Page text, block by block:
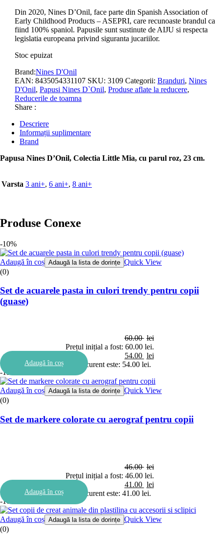
Din 2020, Nines D’Onil, face parte din Spanish Association of
Early Childhood Products – ASEPRI, care recunoaste brandul ca
fiind 100% spaniol. Papusile sunt sustinute de AIJU si respecta
legislatia europeana privind siguranta jucariilor.
Stoc epuizat
Brand:Nines D'Onil
EAN: 8435054331107 SKU: 3109 Categorii: Branduri, Nines
D'Onil, Papusi Nines D`Onil, Produse aflate la reducere,
Reducerile de toamna
Share :
Descriere
Informații suplimentare
Brand
Papusa Nines D’Onil, Colectia Little Mia, cu parul roz, 23 cm.
Varsta 3 ani+, 6 ani+, 8 ani+
Produse Conexe
-10%
Adaugă în coș Adaugă la lista de dorințe Quick View
(0)
Set de acuarele pasta in culori trendy pentru copii
(guase)
60.00 lei
Prețul inițial a fost: 60.00 lei.
54.00 lei
Prețul curent este: 54.00 lei.
Adaugă în coș
-11%
Adaugă în coș Adaugă la lista de dorințe Quick View
(0)
Set de markere colorate cu aerograf pentru copii
46.00 lei
Prețul inițial a fost: 46.00 lei.
41.00 lei
Prețul curent este: 41.00 lei.
Adaugă în coș
-10%
Adaugă în coș Adaugă la lista de dorințe Quick View
(0)